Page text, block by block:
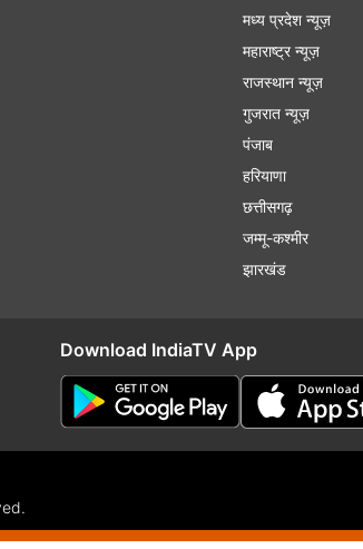
मध्य प्रदेश न्यूज़
महाराष्ट्र न्यूज़
राजस्थान न्यूज़
गुजरात न्यूज़
पंजाब
हरियाणा
छत्तीसगढ़
जम्मू-कश्मीर
झारखंड
Download IndiaTV App
Complaint Redressal RSS RIO Distribution